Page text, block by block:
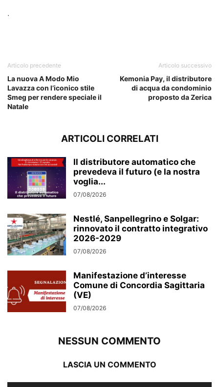
ᐧ
Articolo precedente
La nuova A Modo Mio
Lavazza con l’iconico stile
Smeg per rendere speciale il
Natale
Articolo successivo
Kemonia Pay, il distributore
di acqua da condominio
proposto da Zerica
ARTICOLI CORRELATI
Il distributore automatico che
prevedeva il futuro (e la nostra
voglia...
07/08/2026
Nestlé, Sanpellegrino e Solgar:
rinnovato il contratto integrativo
2026-2029
07/08/2026
Manifestazione d’interesse
Comune di Concordia Sagittaria
(VE)
07/08/2026
NESSUN COMMENTO
LASCIA UN COMMENTO